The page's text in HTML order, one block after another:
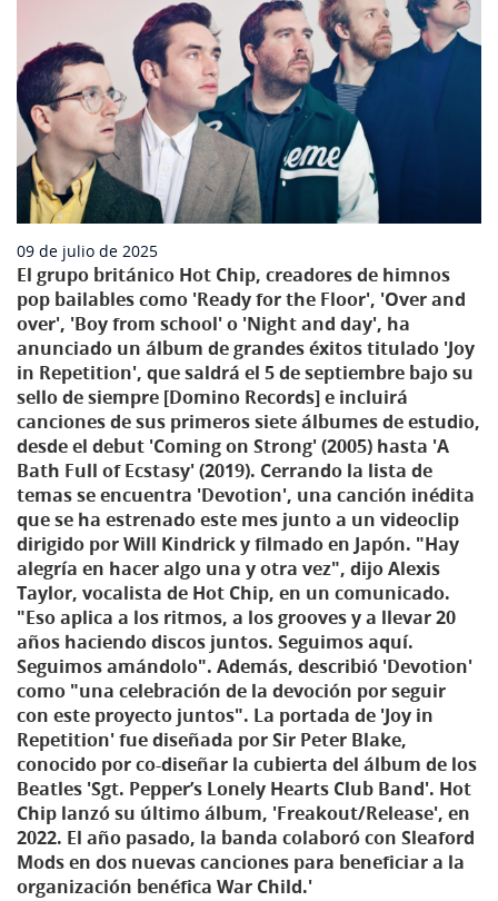
09 de julio de 2025
El grupo británico Hot Chip, creadores de himnos
pop bailables como 'Ready for the Floor', 'Over and
over', 'Boy from school' o 'Night and day', ha
anunciado un álbum de grandes éxitos titulado 'Joy
in Repetition', que saldrá el 5 de septiembre bajo su
sello de siempre [Domino Records] e incluirá
canciones de sus primeros siete álbumes de estudio,
desde el debut 'Coming on Strong' (2005) hasta 'A
Bath Full of Ecstasy' (2019). Cerrando la lista de
temas se encuentra 'Devotion', una canción inédita
que se ha estrenado este mes junto a un videoclip
dirigido por Will Kindrick y filmado en Japón. "Hay
alegría en hacer algo una y otra vez", dijo Alexis
Taylor, vocalista de Hot Chip, en un comunicado.
"Eso aplica a los ritmos, a los grooves y a llevar 20
años haciendo discos juntos. Seguimos aquí.
Seguimos amándolo". Además, describió 'Devotion'
como "una celebración de la devoción por seguir
con este proyecto juntos". La portada de 'Joy in
Repetition' fue diseñada por Sir Peter Blake,
conocido por co-diseñar la cubierta del álbum de los
Beatles 'Sgt. Pepper’s Lonely Hearts Club Band'. Hot
Chip lanzó su último álbum, 'Freakout/Release', en
2022. El año pasado, la banda colaboró con Sleaford
Mods en dos nuevas canciones para beneficiar a la
organización benéfica War Child.'